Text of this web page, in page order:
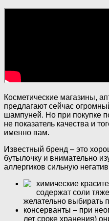
Косметические магазины,
предлагают сейчас
шампуней. Но при покупке
не показатель качества и
именно вам.
Известный бренд – это
бутылочку и внимательно
аллергиков сильную
химические
содержат соли
желательно выбирать
консерванты – при
лет сроке хранения)